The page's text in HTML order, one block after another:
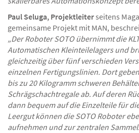
Paul Seluga, Projektleiterseitens
gemeinsame Projekt mit MAN,
„Der Roboter SOTO übernimmt die
Automatischen Kleinteilelagers und
gleichzeitig über fünf verschieden
einzelnen Fertigungslinien. Dort
bis zu 20 Kilogramm schweren
Schrägschachtregale ab. Auf deren
dann bequem auf die Einzelteile für
Leergut können die SOTO Roboter
aufnehmen und zur zentralen